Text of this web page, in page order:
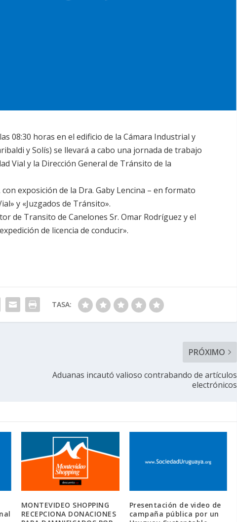
08:30 horas en el edificio de la Cámara Industrial y
y Solís) se llevará a cabo una jornada de trabajo
Vial y la Dirección General de Tránsito de la
exposición de la Dra. Gaby Lencina – en formato
» y «Juzgados de Tránsito».
de Transito de Canelones Sr. Omar Rodríguez y el
de licencia de conducir».
TASA:
PRÓXIMO
Aduanas incautó valioso contrabando de artículos
electrónicos
MONTEVIDEO SHOPPING
RECEPCIONA DONACIONES
Presentación de video de
campaña pública por un